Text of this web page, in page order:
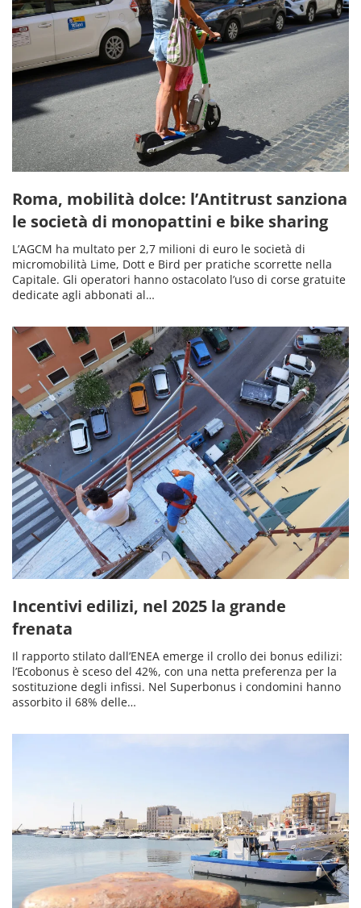
Roma, mobilità dolce: l’Antitrust sanziona
le società di monopattini e bike sharing
L’AGCM ha multato per 2,7 milioni di euro le società di
micromobilità Lime, Dott e Bird per pratiche scorrette nella
Capitale. Gli operatori hanno ostacolato l’uso di corse gratuite
dedicate agli abbonati al…
Incentivi edilizi, nel 2025 la grande
frenata
Il rapporto stilato dall’ENEA emerge il crollo dei bonus edilizi:
l’Ecobonus è sceso del 42%, con una netta preferenza per la
sostituzione degli infissi. Nel Superbonus i condomini hanno
assorbito il 68% delle…